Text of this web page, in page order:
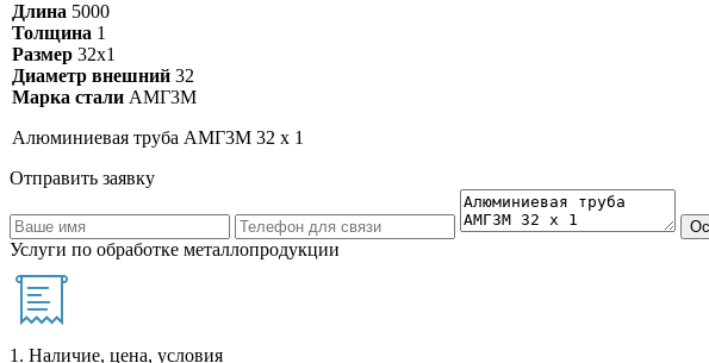
Длина 5000
Толщина 1
Размер 32х1
Диаметр внешний 32
Марка стали АМГ3М
Алюминиевая труба АМГ3М 32 х 1
Отправить заявку
Услуги по обработке металлопродукции
1. Наличие, цена, условия